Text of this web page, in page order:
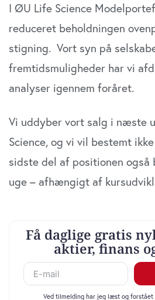
I ØU Life Science
reduceret beholdningen
stigning. Vort syn på
fremtidsmuligheder har vi
analyser igennem foråret.
Vi uddyber vort salg i næste
Science, og vi vil bestemt
sidste del af positionen
uge – afhængigt af